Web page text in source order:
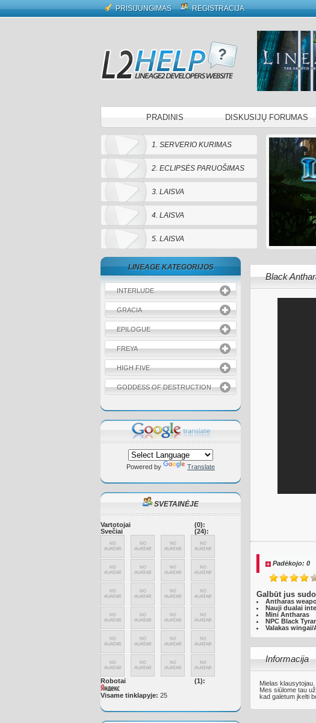
PRISIJUNGIMAS REGISTRACIJA
PRADINIS DISKUSIJŲ FORUMAS
1. SERVERIO KURIMAS
2. ECLIPSĖS PARUOŠIMAS
3. LAISVA
4. LAISVA
5. LAISVA
LINEAGE KATEGORIJOS
INTERLUDE
GRACIA
EPILOGUE
FREYA
HIGH FIVE
GODDESS OF DESTRUCTION
Powered by Translate
SVETAINĖJE
Vartotojai
(0):
Svečiai
(24):
Robotai
(1):
Visame tinklapyje: 25
Black
Padėkojo: 0
Galbūt jus
Antharas
Nauji dualai
Mini Antharas
NPC Black
Valakas
Informacija
Mielas
Mes siūlome tau
kad galėtum įkelti